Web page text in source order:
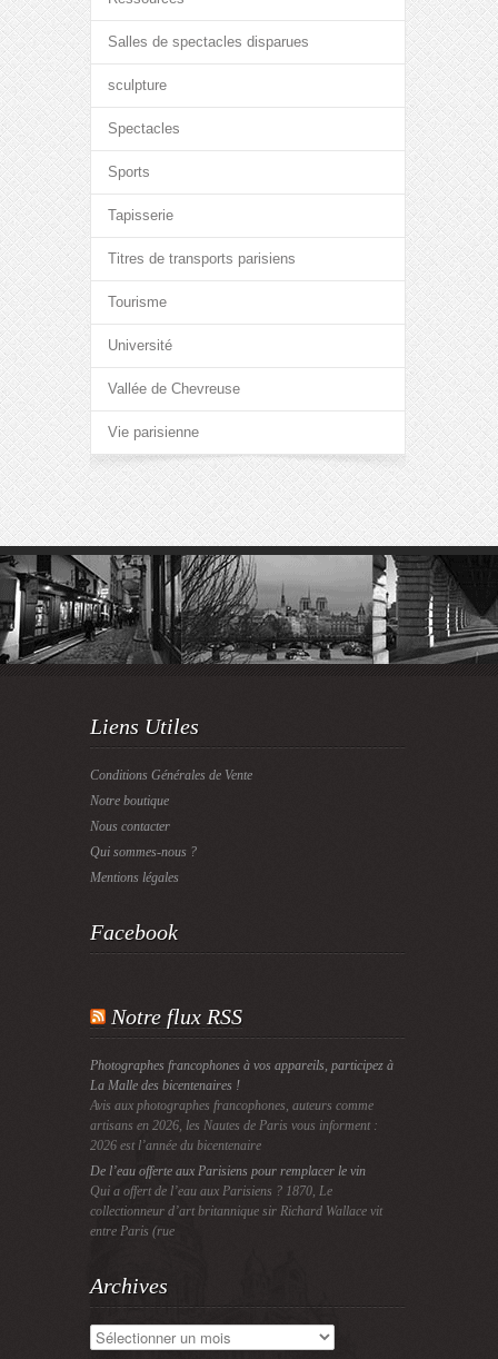
Salles de spectacles disparues
sculpture
Spectacles
Sports
Tapisserie
Titres de transports parisiens
Tourisme
Université
Vallée de Chevreuse
Vie parisienne
Liens Utiles
Conditions Générales de Vente
Notre boutique
Nous contacter
Qui sommes-nous ?
Mentions légales
Facebook
Notre flux RSS
Photographes francophones à vos appareils, participez à
La Malle des bicentenaires !
Avis aux photographes francophones, auteurs comme
artisans en 2026, les Nautes de Paris vous informent :
2026 est l’année du bicentenaire
De l’eau offerte aux Parisiens pour remplacer le vin
Qui a offert de l’eau aux Parisiens ? 1870, Le
collectionneur d’art britannique sir Richard Wallace vit
entre Paris (rue
Archives
Archives